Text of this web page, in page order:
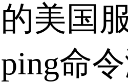
美国
命